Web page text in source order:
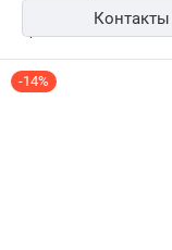
Контакты
-14%